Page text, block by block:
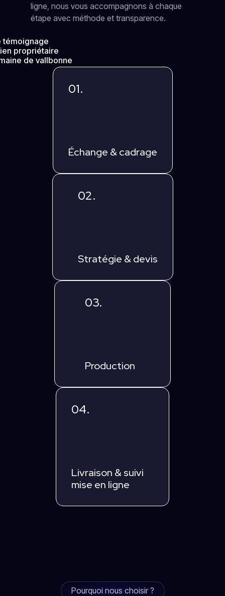
ligne, nous vous accompagnons à chaque
étape avec méthode et transparence.
témoignage
propriétaire
de vallbonne
01.
Échange & cadrage
02.
Stratégie & devis
03.
Production
04.
Livraison & suivi
mise en ligne
Pourquoi nous choisir ?